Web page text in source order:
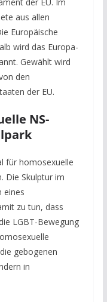
aus allen
Europäische
wird das Europa-
Gewählt wird
den
der EU.
NS-
für homosexuelle
Die Skulptur im
eines
zu tun, dass
LGBT-Bewegung
gebogenen
in